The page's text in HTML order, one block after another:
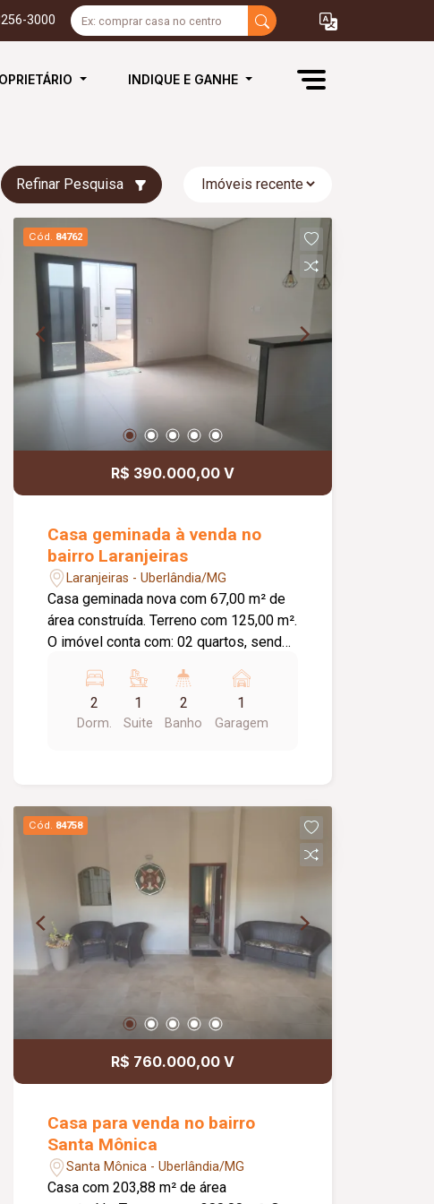
3000
INDIQUE E GANHE
Refinar Pesquisa
Cód. 84762
R$ 390.000,00 V
Casa geminada à venda no
bairro Laranjeiras
Laranjeiras - Uberlândia/MG
Casa geminada nova com 67,00 m² de
área construída. Terreno com 125,00 m².
O imóvel conta com: 02 quartos, sendo
pé-direito de 3,50 m; Banheiro social;
Área de serviço; Garagem; Diferenciais:
Infraestrutura pronta para instalação de
Projeto moderno e funcional; Excelente
opção para quem busca conforto,
praticidade e um imóvel novo.
2
Dorm.
1
Suite
2
Banho
1
Garagem
Cód. 84758
R$ 760.000,00 V
Casa para venda no bairro
Santa Mônica
Santa Mônica - Uberlândia/MG
Casa com 203,88 m² de área